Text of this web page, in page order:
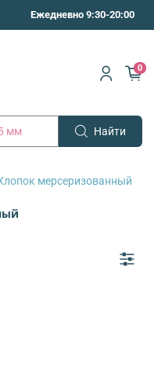
Ежедневно 9:30-20:00
Найти
0
мерсеризованный